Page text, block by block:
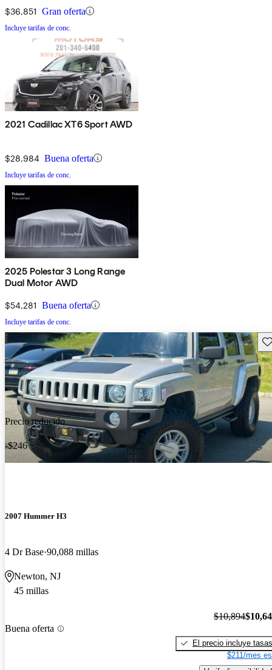
$36,851 Gran oferta
Incluye tarifas de conc.
2021 Cadillac XT6 Sport AWD
$28,984 Buena oferta
Incluye tarifas de conc.
2025 Polestar 3 Long Range
Dual Motor AWD
$54,281 Buena oferta
Incluye tarifas de conc.
Precio reducido
-$246
2007 Hummer H3
4 Dr Base 90,088 millas
Newton, NJ
45 millas
Buena oferta
$10,894
El precio incluye tasas
$211/mes